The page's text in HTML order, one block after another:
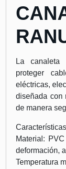
La canaleta
proteger
eléctricas,
diseñada con
de manera
Material:
deformación,
Temperatura